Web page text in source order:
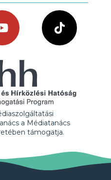
a Médiatanács
támogatja.